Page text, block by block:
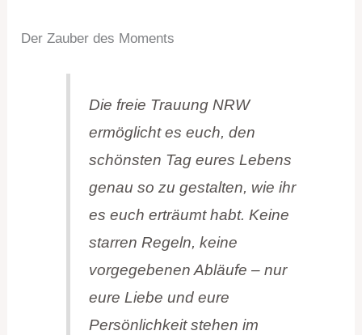
Der Zauber des Moments
Die freie Trauung NRW
ermöglicht es euch, den
schönsten Tag eures Lebens
genau so zu gestalten, wie ihr
es euch erträumt habt. Keine
starren Regeln, keine
vorgegebenen Abläufe – nur
eure Liebe und eure
Persönlichkeit stehen im